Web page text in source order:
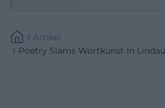
Artikel
Poetry Slams Wortkunst In